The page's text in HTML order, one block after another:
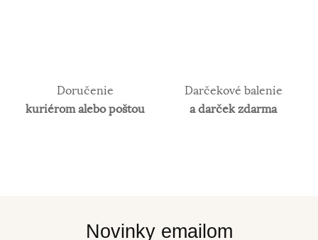
Doručenie
kuriérom alebo poštou
Darčekové balenie
a darček zdarma
Novinky emailom